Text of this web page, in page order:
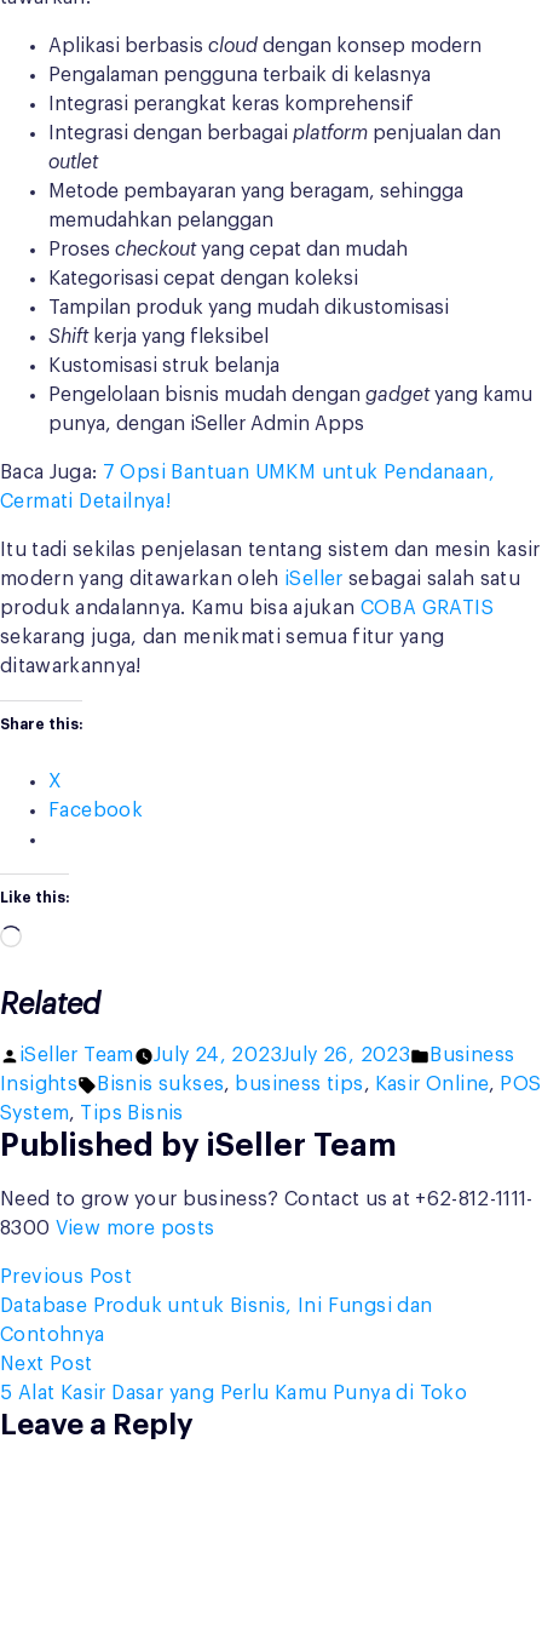
Aplikasi berbasis cloud dengan konsep modern
Pengalaman pengguna terbaik di kelasnya
Integrasi perangkat keras komprehensif
Integrasi dengan berbagai platform penjualan dan
outlet
Metode pembayaran yang beragam, sehingga
memudahkan pelanggan
Proses checkoutyang cepat dan mudah
Kategorisasi cepat dengan koleksi
Tampilan produk yang mudah dikustomisasi
Shift kerja yang fleksibel
Kustomisasi struk belanja
Pengelolaan bisnis mudah dengan gadgetyang kamu
punya, dengan iSeller Admin Apps
Baca Juga: 7 Opsi Bantuan UMKM untuk Pendanaan,
Cermati Detailnya!
Itu tadi sekilas penjelasan tentang sistem dan mesin kasir
modern yang ditawarkan oleh iSellersebagai salah satu
produk andalannya. Kamu bisa ajukan COBA GRATIS
sekarang juga, dan menikmati semua fitur yang
ditawarkannya!
Share this:
X
Facebook
Like this:
Loading…
Related
Posted
by
iSeller Team July 24, 2023July 26, 2023
Posted
in
Business
Insights
Tags:
Bisnis sukses, business tips, Kasir Online, POS
System, Tips Bisnis
Published by iSeller Team
Need to grow your business? Contact us at +62-812-1111-
8300 View more posts
Post
navigation
Previous Post
post:
Database Produk untuk Bisnis, Ini Fungsi dan
Contohnya
Next Post
post:
5 Alat Kasir Dasar yang Perlu Kamu Punya di Toko
Leave a Reply